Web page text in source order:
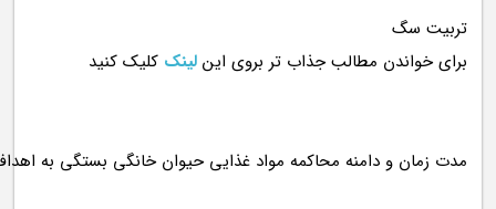
تربیت سگ
برای خواندن مطالب جذاب تر بروی اینلینک کلیک کنید